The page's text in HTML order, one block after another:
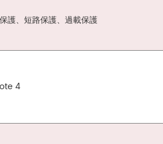
護、短路保護、過載保護
4